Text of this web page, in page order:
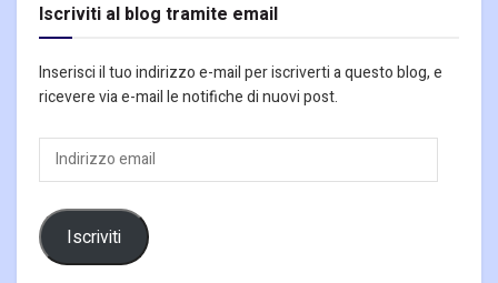
Iscriviti al blog tramite email
Inserisci il tuo indirizzo e-mail per iscriverti a questo blog, e
ricevere via e-mail le notifiche di nuovi post.
Indirizzo
email
Iscriviti